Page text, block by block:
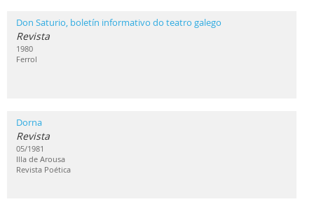
Don Saturio, boletín informativo do teatro galego
Revista
1980
Ferrol
Dorna
Revista
05/1981
Illa de Arousa
Revista Poética